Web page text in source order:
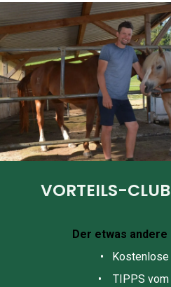
VORTEILS-
Der etwas andere
• Kostenlose
• TIPPS vom